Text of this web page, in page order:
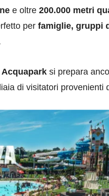
e oltre 200.000 metri
per famiglie, gruppi
Acquapark si prepara
di visitatori provenienti